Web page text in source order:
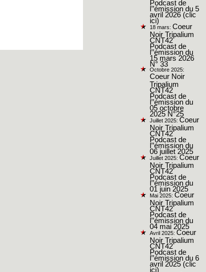
Podcast de
l’’émission du 5
avril 2026 (clic
ici)
18 mars: Coeur
Noir Tripalium
CNT42
Podcast de
l’’émission du
15 mars 2026
N° 33
Octobre 2025:
Coeur Noir
Tripalium
CNT42
Podcast de
l’’émission du
05 octobre
2025 N°25
Juillet 2025: Coeur
Noir Tripalium
CNT42
Podcast de
l’’émission du
06 juillet 2025
Juillet 2025: Coeur
Noir Tripalium
CNT42
Podcast de
l’’émission du
01 juin 2025
Mai 2025: Coeur
Noir Tripalium
CNT42
Podcast de
l’’émission du
04 mai 2025
Avril 2025: Coeur
Noir Tripalium
CNT42
Podcast de
l’’émission du 6
avril 2025 (clic
ici)